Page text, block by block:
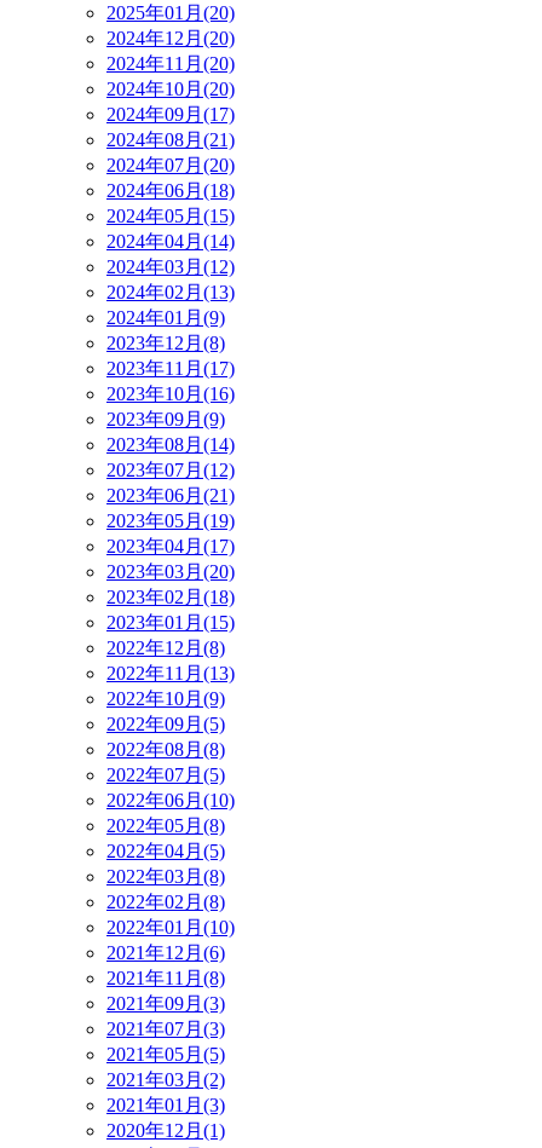
2025年01月(20)
2024年12月(20)
2024年11月(20)
2024年10月(20)
2024年09月(17)
2024年08月(21)
2024年07月(20)
2024年06月(18)
2024年05月(15)
2024年04月(14)
2024年03月(12)
2024年02月(13)
2024年01月(9)
2023年12月(8)
2023年11月(17)
2023年10月(16)
2023年09月(9)
2023年08月(14)
2023年07月(12)
2023年06月(21)
2023年05月(19)
2023年04月(17)
2023年03月(20)
2023年02月(18)
2023年01月(15)
2022年12月(8)
2022年11月(13)
2022年10月(9)
2022年09月(5)
2022年08月(8)
2022年07月(5)
2022年06月(10)
2022年05月(8)
2022年04月(5)
2022年03月(8)
2022年02月(8)
2022年01月(10)
2021年12月(6)
2021年11月(8)
2021年09月(3)
2021年07月(3)
2021年05月(5)
2021年03月(2)
2021年01月(3)
2020年12月(1)